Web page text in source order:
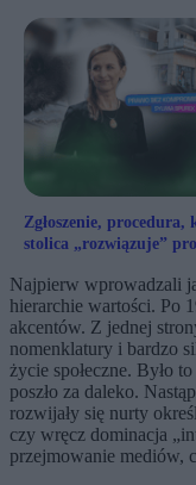
Zgłoszenie, procedura,
stolica „rozwiązuje”
Najpierw wprowadzali
hierarchie wartości. Po
akcentów. Z jednej
nomenklatury i bardzo
życie społeczne. Było
poszło za daleko.
rozwijały się nurty
czy wręcz dominacja
przejmowanie mediów,